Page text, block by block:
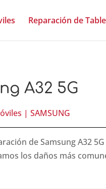
Reparación de
A32 5G
|SAMSUNG
de Samsung A32
los daños más